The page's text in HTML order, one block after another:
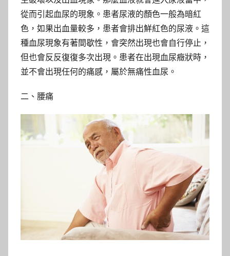
從而引起血尿的現象。患者尿液的顏色一般為暗紅
色，如果出血量較多，患者會排出鮮紅色的尿液。這
種血尿現象有著間歇性，會突然出現也會自行停止，
但也會反反復復多次出現。患者在出現血尿癥狀時，
並不會出現任何的痛感，屬於無痛性血尿。
二、腰痛